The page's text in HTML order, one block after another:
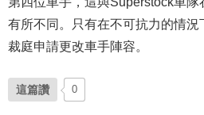
有所不同。只有在不可抗力的情
裁庭申請更改車手陣容。
這篇讚 0